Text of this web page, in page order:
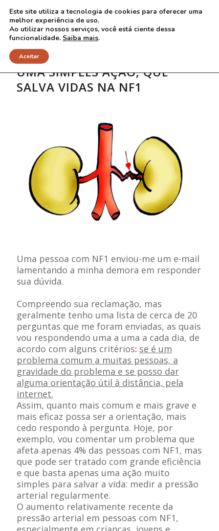
UMA SIMPLES AÇÃO, QUE
SALVA VIDAS NA NF1
Uma pessoa com NF1 enviou-me um e-mail
lamentando a minha demora em responder
sua dúvida.
Compreendo sua reclamação, mas
geralmente tenho uma lista de cerca de 20
perguntas que me foram enviadas, as quais
vou respondendo uma a uma a cada dia, de
acordo com alguns critérios: se é um
problema comum a muitas pessoas, a
gravidade do problema e se posso dar
alguma orientação útil à distância, pela
internet.
Assim, quanto mais comum e mais grave e
mais eficaz possa ser a orientação, mais
cedo respondo à pergunta. Hoje, por
exemplo, vou comentar um problema que
afeta apenas 4% das pessoas com NF1, mas
que pode ser tratado com grande eficiência
e que basta apenas uma ação muito
simples para salvar a vida: medir a pressão
arterial regularmente.
O aumento relativamente recente da
pressão arterial em pessoas com NF1,
Este site utiliza a tecnologia de cookies para oferecer uma
melhor experiência de uso.
Ao utilizar nossos serviços, você está ciente dessa
funcionalidade. Saiba mais.
Aceitar